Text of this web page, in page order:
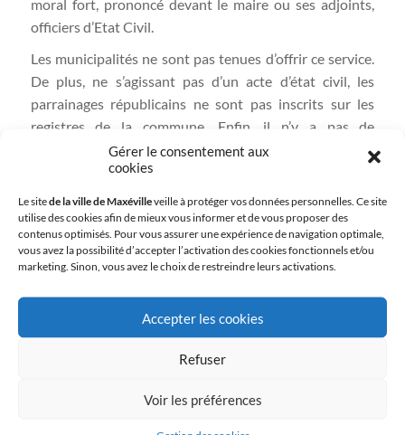
Gérer le consentement aux
cookies
Le sitede la ville de Maxévilleveille à protéger vos données personnelles. Ce site
utilise des cookies afin de mieux vous informer et de vous proposer des
contenus optimisés. Pour vous assurer une expérience de navigation optimale,
vous avez la possibilité d’accepter l’activation des cookies fonctionnels et/ou
marketing. Sinon, vous avez le choix de restreindre leurs activations.
Accepter les cookies
Refuser
Voir les préférences
moral fort, prononcé devant le maire ou ses adjoints,
officiers d’Etat Civil.
Les municipalités ne sont pas tenues d’offrir ce service.
De plus, ne s’agissant pas d’un acte d’état civil, les
parrainages républicains ne sont pas inscrits sur les
registres de la commune. Enfin, il n’y a pas de
cérémonial préétabli.
déposé au service de l’Etat Civil, et ce sur rendez-vous
deux mois avant sa célébration. A Maxéville, les
parrainages républicains sont célébrés le samedi matin
en salle du Conseil Municipal.
Pièces à fournir:
Un formulaire à remplir à retirer directement en
à télécharger ci-contre.
Un courrier à l’attention de Monsieur le Maire,